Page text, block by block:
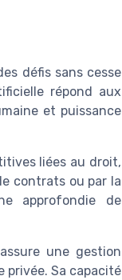
défis sans cesse
répond aux
et puissance
liées au droit,
contrats ou par la
approfondie de
une gestion
privée. Sa capacité